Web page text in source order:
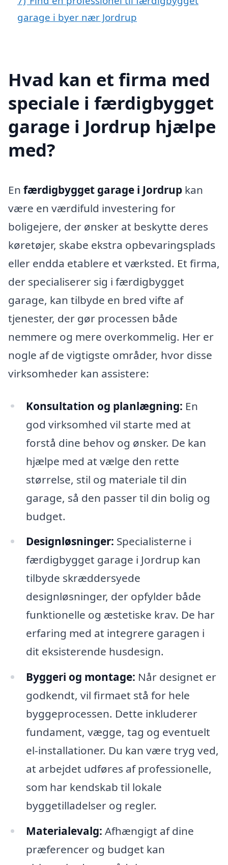
garage i byer nær Jordrup
Hvad kan et firma med
speciale i færdigbygget
garage i Jordrup hjælpe
med?
En færdigbygget garage i Jordrup kan
være en værdifuld investering for
boligejere, der ønsker at beskytte deres
køretøjer, skabe ekstra opbevaringsplads
eller endda etablere et værksted. Et firma,
der specialiserer sig i færdigbygget
garage, kan tilbyde en bred vifte af
tjenester, der gør processen både
nemmere og mere overkommelig. Her er
nogle af de vigtigste områder, hvor disse
virksomheder kan assistere:
Konsultation og planlægning: En
god virksomhed vil starte med at
forstå dine behov og ønsker. De kan
hjælpe med at vælge den rette
størrelse, stil og materiale til din
garage, så den passer til din bolig og
budget.
Designløsninger: Specialisterne i
færdigbygget garage i Jordrup kan
tilbyde skræddersyede
designløsninger, der opfylder både
funktionelle og æstetiske krav. De har
erfaring med at integrere garagen i
dit eksisterende husdesign.
Byggeri og montage: Når designet er
godkendt, vil firmaet stå for hele
byggeprocessen. Dette inkluderer
fundament, vægge, tag og eventuelt
el-installationer. Du kan være tryg ved,
at arbejdet udføres af professionelle,
som har kendskab til lokale
byggetilladelser og regler.
Materialevalg: Afhængigt af dine
præferencer og budget kan